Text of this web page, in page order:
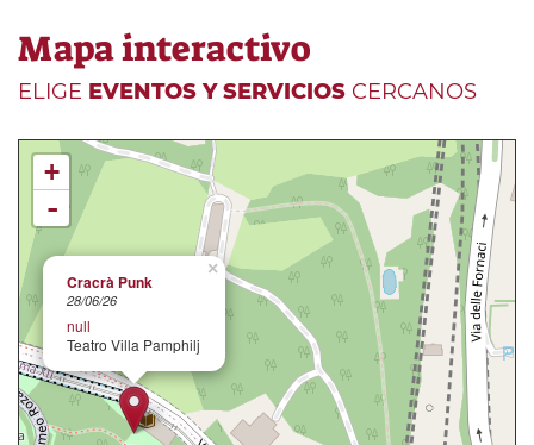
Mapa interactivo
ELIGE EVENTOS Y SERVICIOS CERCANOS
×
Cracrà Punk
28/06/26
null
Teatro Villa Pamphilj
+
-